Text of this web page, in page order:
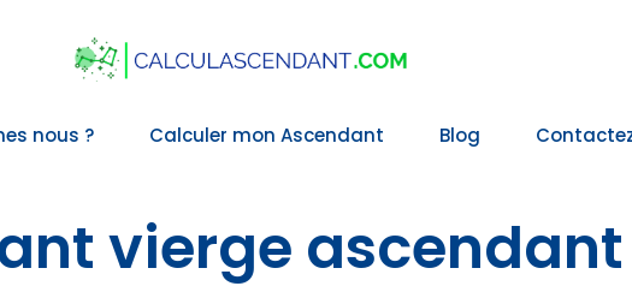
nous ? Calculer mon Ascendant Blog
vierge